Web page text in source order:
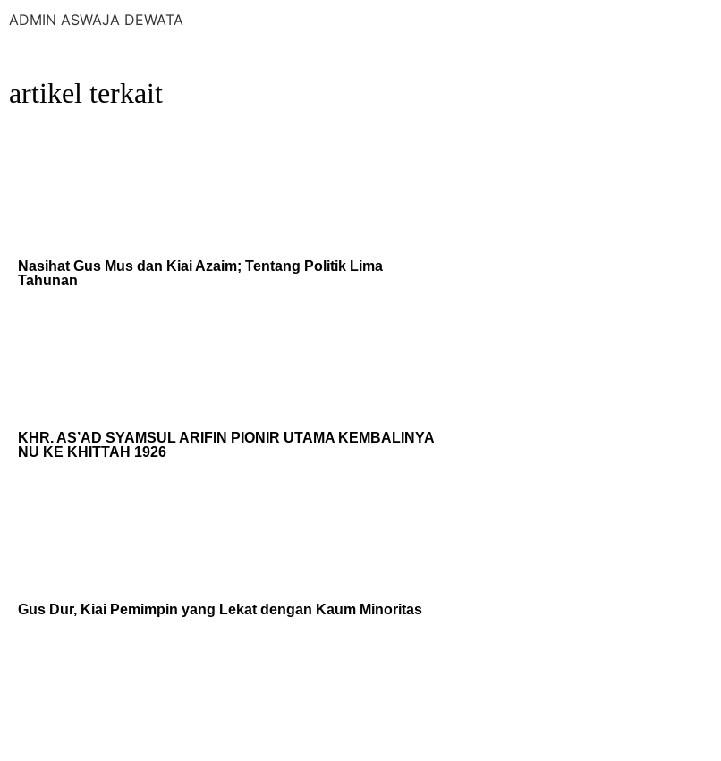
ADMIN ASWAJA DEWATA
artikel terkait
Nasihat Gus Mus dan Kiai Azaim; Tentang Politik Lima
Tahunan
KHR. AS’AD SYAMSUL ARIFIN PIONIR UTAMA KEMBALINYA
NU KE KHITTAH 1926
Gus Dur, Kiai Pemimpin yang Lekat dengan Kaum Minoritas